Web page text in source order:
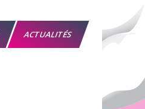
ACTUALITÉS